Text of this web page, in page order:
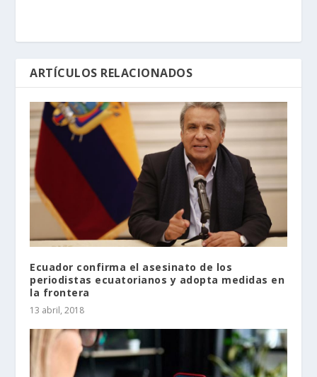
ARTÍCULOS RELACIONADOS
Ecuador confirma el asesinato de los
periodistas ecuatorianos y adopta medidas en
la frontera
13 abril, 2018